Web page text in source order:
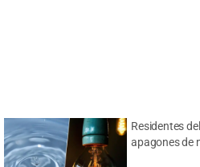
Residentes
apagones de